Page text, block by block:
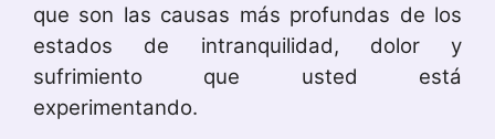
que son las causas más profundas de los
estados de intranquilidad, dolor y
sufrimiento que usted está
experimentando.